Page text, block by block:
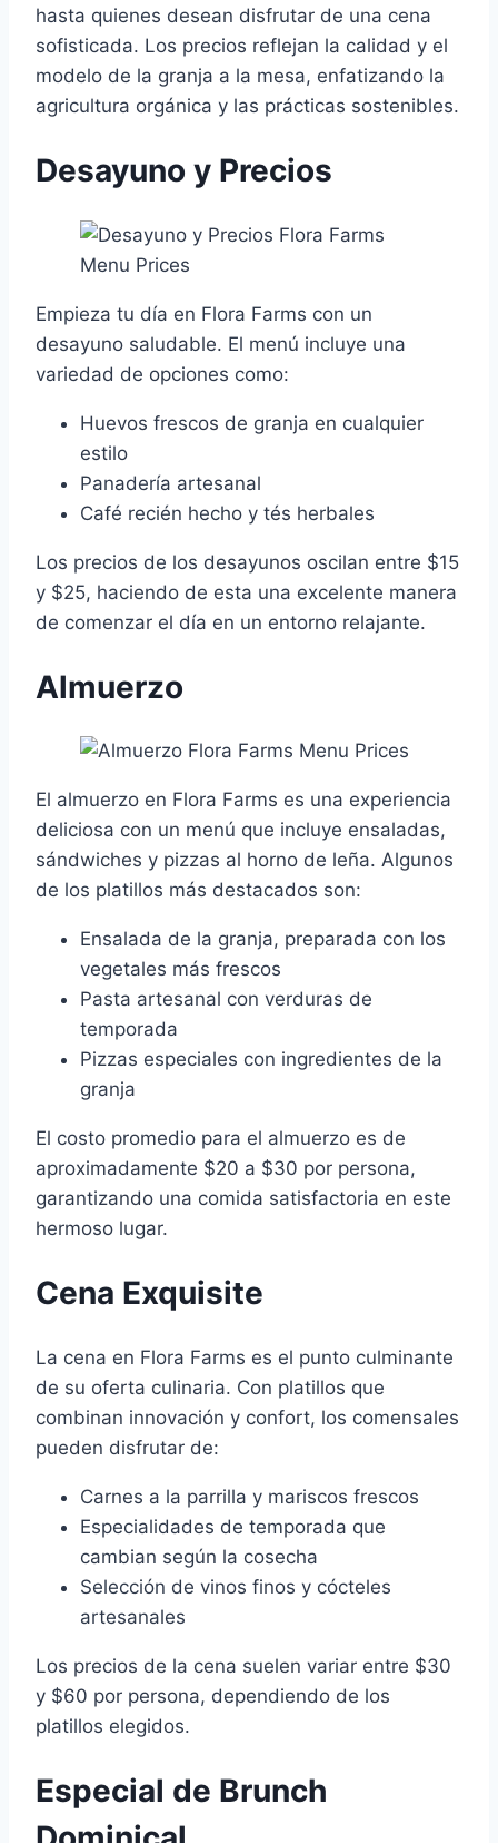
hasta quienes desean disfrutar de una cena
sofisticada. Los precios reflejan la calidad y el
modelo de la granja a la mesa, enfatizando la
agricultura orgánica y las prácticas sostenibles.
Desayuno y Precios
Empieza tu día en Flora Farms con un
desayuno saludable. El menú incluye una
variedad de opciones como:
Huevos frescos de granja en cualquier
estilo
Panadería artesanal
Café recién hecho y tés herbales
Los precios de los desayunos oscilan entre $15
y $25, haciendo de esta una excelente manera
de comenzar el día en un entorno relajante.
Almuerzo
El almuerzo en Flora Farms es una experiencia
deliciosa con un menú que incluye ensaladas,
sándwiches y pizzas al horno de leña. Algunos
de los platillos más destacados son:
Ensalada de la granja, preparada con los
vegetales más frescos
Pasta artesanal con verduras de
temporada
Pizzas especiales con ingredientes de la
granja
El costo promedio para el almuerzo es de
aproximadamente $20 a $30 por persona,
garantizando una comida satisfactoria en este
hermoso lugar.
Cena Exquisite
La cena en Flora Farms es el punto culminante
de su oferta culinaria. Con platillos que
combinan innovación y confort, los comensales
pueden disfrutar de:
Carnes a la parrilla y mariscos frescos
Especialidades de temporada que
cambian según la cosecha
Selección de vinos finos y cócteles
artesanales
Los precios de la cena suelen variar entre $30
y $60 por persona, dependiendo de los
platillos elegidos.
Especial de Brunch